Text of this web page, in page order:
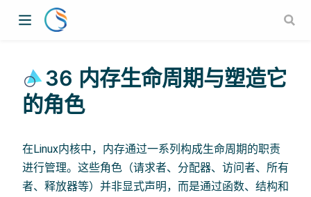
36 内存生命周期与塑造它
的角色
在Linux内核中，内存通过一系列构成生命周期的职责
进行管理。这些角色（请求者、分配器、访问者、所有
者、释放器等）并非显式声明，而是通过函数、结构和